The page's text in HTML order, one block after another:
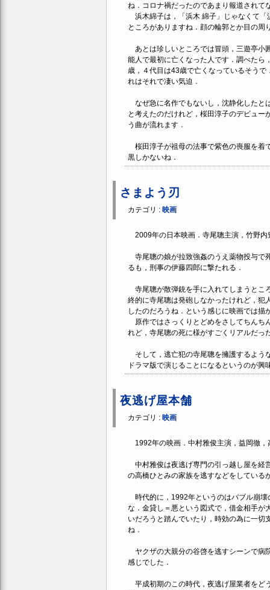
ね．コロナ禍だったのであまり報道されて
浜木綿子は，「浜木 綿子」じゃなくて「
ところがありますね．顔の輪郭とか目の周
あとは珍しいところでは冒頭，三遊亭小
能人で最初に亡くなった人です．調べた
歳，４代目は43歳で亡くなっているそう
れはそれで凄い気迫．
なぜ急に名作でもないし，沈静化したと
と考えたのだけれど，桜田淳子のデビュ
う曲が流れます．
桜田淳子が祖母の法事で紫色の喪服を着
黒しかないね．
さまよう刃
カテゴリ : 映画
2009年の日本映画．寺尾聰主演，竹野内
寺尾聰の娘が拉致強姦のうえ薬物投与で
るも，刑事の伊藤四郎に撃たれる．
寺尾聰が散弾銃を手に入れてしまうとこ
終的に寺尾聰は発砲しなかったけれど，犯
したのだろうね．という感じに映画では描
原作ではさっくりとどめをさしてちんち
れど，寺尾聰の死に様がすごくリアルだっ
そして，逃亡犯の寺尾聰を擁護するよう
ドラマ版で演じることになるというのが興
夜逃げ屋本舗
カテゴリ : 映画
1992年の映画．中村雅俊主演，益岡徹，
中村雅俊は夜逃げ専門の引っ越し屋を経
の高橋ひとみの家族を逃すなどをしている
時代的に，1992年というのはバブル崩壊
な．金貸し＝悪という図式で，借金相手が
いだろうと踏んでいたり，時効の為に一
ね．
ヤクザの大親分の谷啓を逃すシーンで病
感じでした．
平成初期のこの時代，夜逃げ屋業者をど